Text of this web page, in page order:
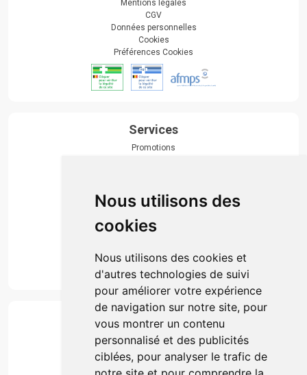
Nous utilisons des
cookies
Nous utilisons des cookies et
d'autres technologies de suivi
pour améliorer votre expérience
de navigation sur notre site, pour
vous montrer un contenu
personnalisé et des publicités
ciblées, pour analyser le trafic de
Mentions légales
CGV
Données personnelles
Cookies
Préférences Cookies
Services
Promotions
Actualités & conseils
Événements
Marques
Suivez-nous
Paiement
Simple, rapide et 100% sécurisé